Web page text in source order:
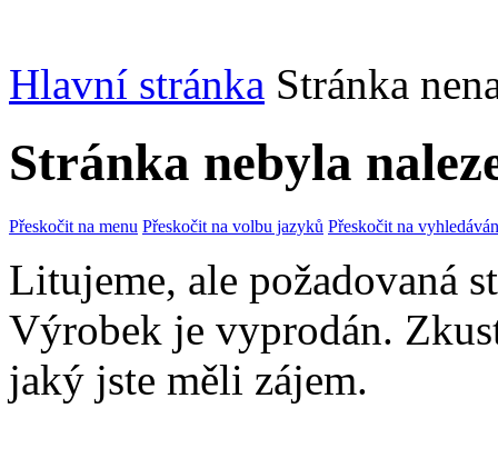
Hlavní stránka Stránka
Stránka nebyla
Přeskočit na menu Přeskočit na volbu jazyků Přeskočit na
Litujeme, ale požadovaná
Výrobek je vyprodán.
jaký jste měli zájem.